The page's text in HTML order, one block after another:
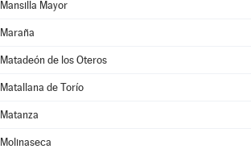
Mansilla Mayor
Maraña
Matadeón de los Oteros
Matallana de Torío
Matanza
Molinaseca